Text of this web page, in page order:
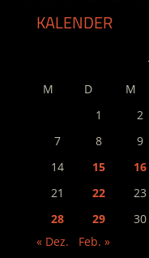
KALENDER
M D M
1
2
7
8 9
14
15 16
21
22 23
28
29 30
« Dez.
Feb. »